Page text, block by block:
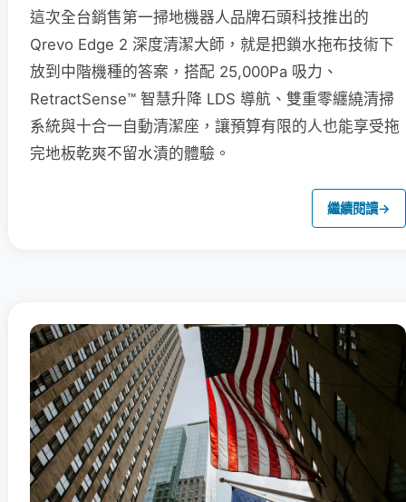
這次全台銷售第一掃地機器人品牌石頭科技推出的
Qrevo Edge 2 深度清潔大師，就是把鎖水拖布技術下
放到中階機種的答案，搭配 25,000Pa 吸力、
RetractSense™ 智慧升降 LDS 導航、雙重零纏繞清掃
系統與十合一自動清潔座，讓預算有限的人也能享受拖
完地板乾爽不留水漬的體驗。
繼續閱讀→